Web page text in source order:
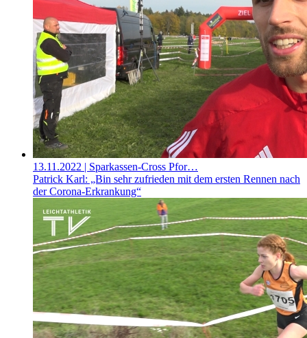
13.11.2022 | Sparkassen-Cross Pfor…
Patrick Karl: „Bin sehr zufrieden mit dem ersten Rennen nach
der Corona-Erkrankung“